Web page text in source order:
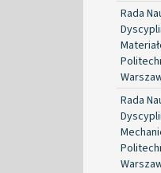
Rada
Rada